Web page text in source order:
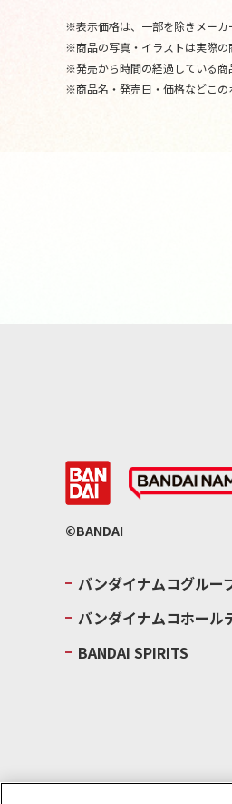
※表示価格は、一部を除きメーカ
※商品の写真・イラストは実際の
※発売から時間の経過している商
※商品名・発売日・価格などこの
©BANDAI
バンダイナムコグルー
バンダイナムコホール
BANDAI SPIRITS